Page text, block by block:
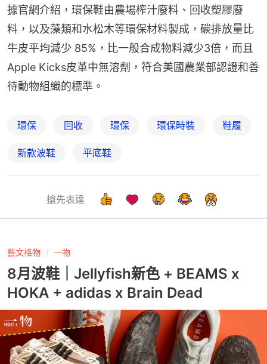
據官網介紹，環保鞋由農場榨汁廢料、回收塑膠廢
料，以及藻類和水松木等環保材料製成，碳排放量比
牛皮平均減少 85%，比一般合成物料減少3倍，而且
Apple Kicks皮革中無溶劑，符合美國農業部認證和善
待動物組織的標準。
環保 回收 環保 環保時裝 鞋履
新款波鞋 平底鞋
搶先表達
藝文格物 一物
8月波鞋｜Jellyfish新色 + BEAMS x
HOKA + adidas x Brain Dead